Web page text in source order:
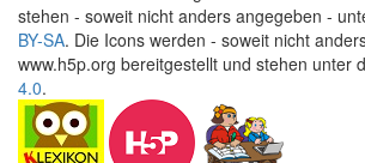
stehen - soweit nicht anders angegeben -
BY-SA. Die Icons werden - soweit nicht
www.h5p.org bereitgestellt und stehen unter
4.0.